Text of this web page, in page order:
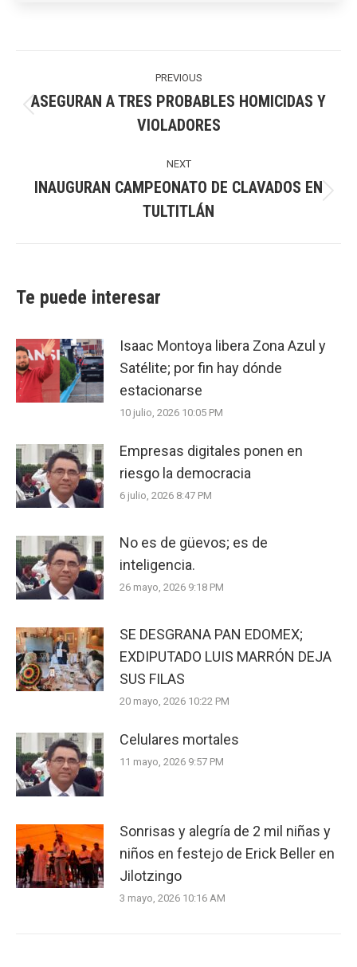
PREVIOUS
post:
ASEGURAN A TRES PROBABLES HOMICIDAS Y
VIOLADORES
NEXT
Next
post:
INAUGURAN CAMPEONATO DE CLAVADOS EN
TULTITLÁN
Te puede interesar
Isaac Montoya libera Zona Azul y
Satélite; por fin hay dónde
estacionarse
10 julio, 2026 10:05 PM
Empresas digitales ponen en
riesgo la democracia
6 julio, 2026 8:47 PM
No es de güevos; es de
inteligencia.
26 mayo, 2026 9:18 PM
SE DESGRANA PAN EDOMEX;
EXDIPUTADO LUIS MARRÓN DEJA
SUS FILAS
20 mayo, 2026 10:22 PM
Celulares mortales
11 mayo, 2026 9:57 PM
Sonrisas y alegría de 2 mil niñas y
niños en festejo de Erick Beller en
Jilotzingo
3 mayo, 2026 10:16 AM